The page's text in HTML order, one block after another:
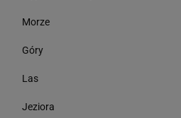
Morze
Góry
Las
Jeziora